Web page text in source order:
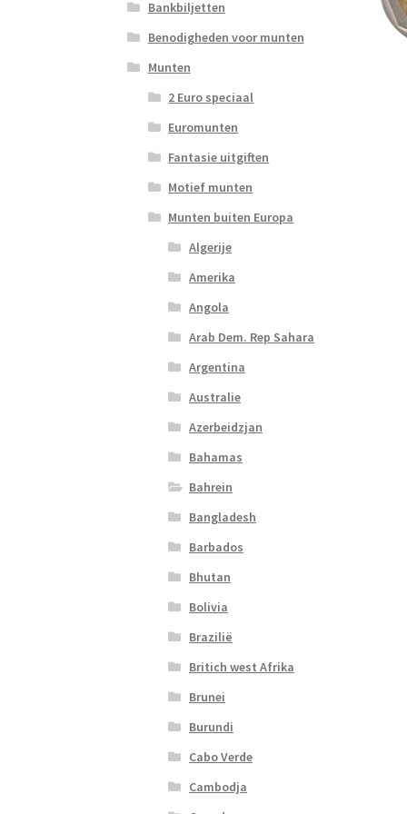
Bankbiljetten
Benodigheden voor munten
Munten
2 Euro speciaal
Euromunten
Fantasie uitgiften
Motief munten
Munten buiten Europa
Algerije
Amerika
Angola
Arab Dem. Rep Sahara
Argentina
Australie
Azerbeidzjan
Bahamas
Bahrein
Bangladesh
Barbados
Bhutan
Bolivia
Brazilië
Britich west Afrika
Brunei
Burundi
Cabo Verde
Cambodja